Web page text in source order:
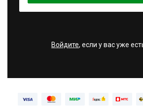
Войдите, если у вас уже